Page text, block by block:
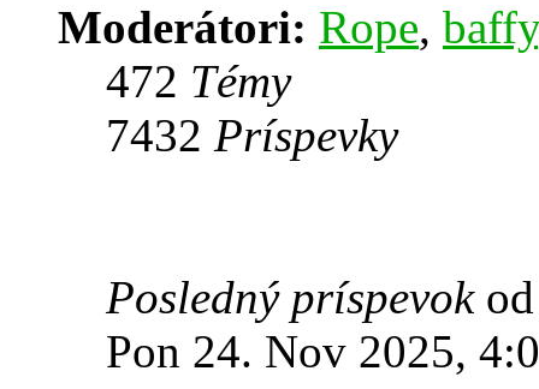
Moderátori: Rope, baffy
472 Témy
7432 Príspevky
Posledný príspevok
Pon 24. Nov 2025,